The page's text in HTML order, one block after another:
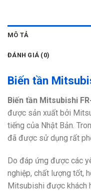
MÔ TẢ
ĐÁNH GIÁ (0)
Biến tần
Biến tần Mitsubishi
được sản xuất bởi
tiếng của Nhật Bản.
đã được sử dụng rất
Do đáp ứng được các
nghiệp, chất lượng tốt,
Mitsubishi được khách